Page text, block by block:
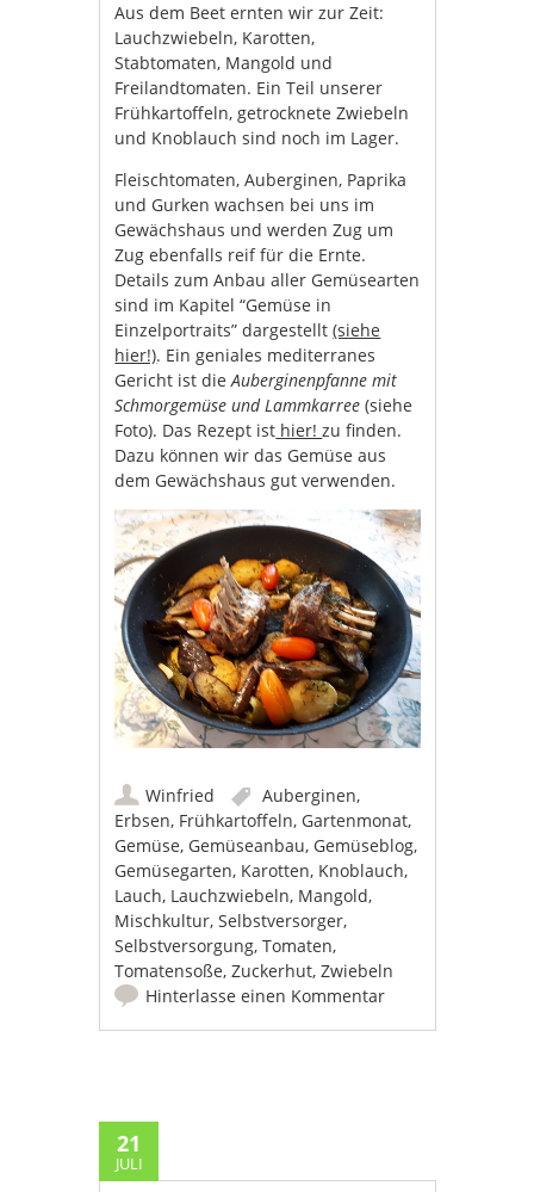
Aus dem Beet ernten wir zur Zeit:
Lauchzwiebeln, Karotten,
Stabtomaten, Mangold und
Freilandtomaten. Ein Teil unserer
Frühkartoffeln, getrocknete Zwiebeln
und Knoblauch sind noch im Lager.
Fleischtomaten, Auberginen, Paprika
und Gurken wachsen bei uns im
Gewächshaus und werden Zug um
Zug ebenfalls reif für die Ernte.
Details zum Anbau aller Gemüsearten
sind im Kapitel “Gemüse in
Einzelportraits” dargestellt(siehe
hier!). Ein geniales mediterranes
Gericht ist dieAuberginenpfanne mit
Schmorgemüse und Lammkarree (siehe
Foto). Das Rezept ist hier!zu finden.
Dazu können wir das Gemüse aus
dem Gewächshaus gut verwenden.
Winfried Auberginen,
Erbsen, Frühkartoffeln, Gartenmonat,
Gemüse, Gemüseanbau, Gemüseblog,
Gemüsegarten, Karotten, Knoblauch,
Lauch, Lauchzwiebeln, Mangold,
Mischkultur,Selbstversorger,
Selbstversorgung,Tomaten,
Tomatensoße,Zuckerhut,Zwiebeln
Hinterlasse einen Kommentar
21
JULI